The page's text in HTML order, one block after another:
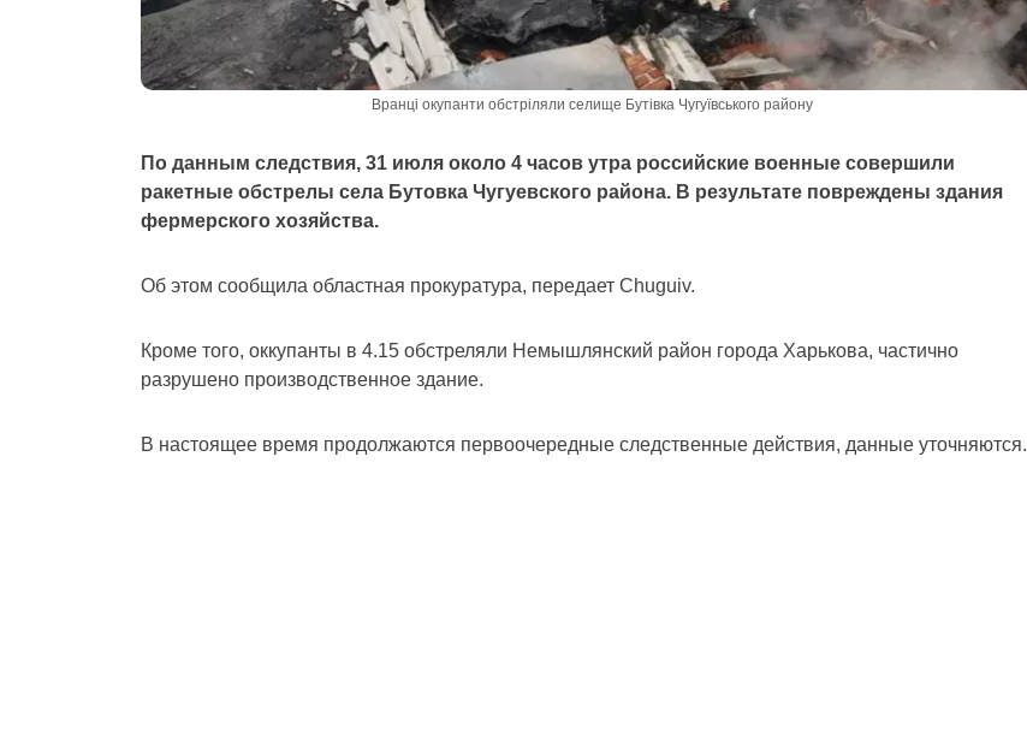
Вранці окупанти обстріляли селище Бутівка Чугуївського району
По данным следствия, 31 июля около 4 часов утра российские военные совершили
ракетные обстрелы села Бутовка Чугуевского района. В результате повреждены здания
фермерского хозяйства.
Об этом сообщила областная прокуратура, передает Chuguiv.
Кроме того, оккупанты в 4.15 обстреляли Немышлянский район города Харькова, частично
разрушено производственное здание.
В настоящее время продолжаются первоочередные следственные действия, данные уточняются.